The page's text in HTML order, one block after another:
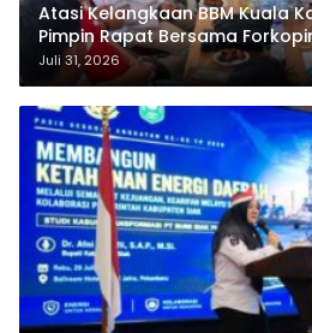
Atasi Kelangkaan BBM Kuala
Pimpin Rapat Bersama
Pertamina
Juli 31, 2026